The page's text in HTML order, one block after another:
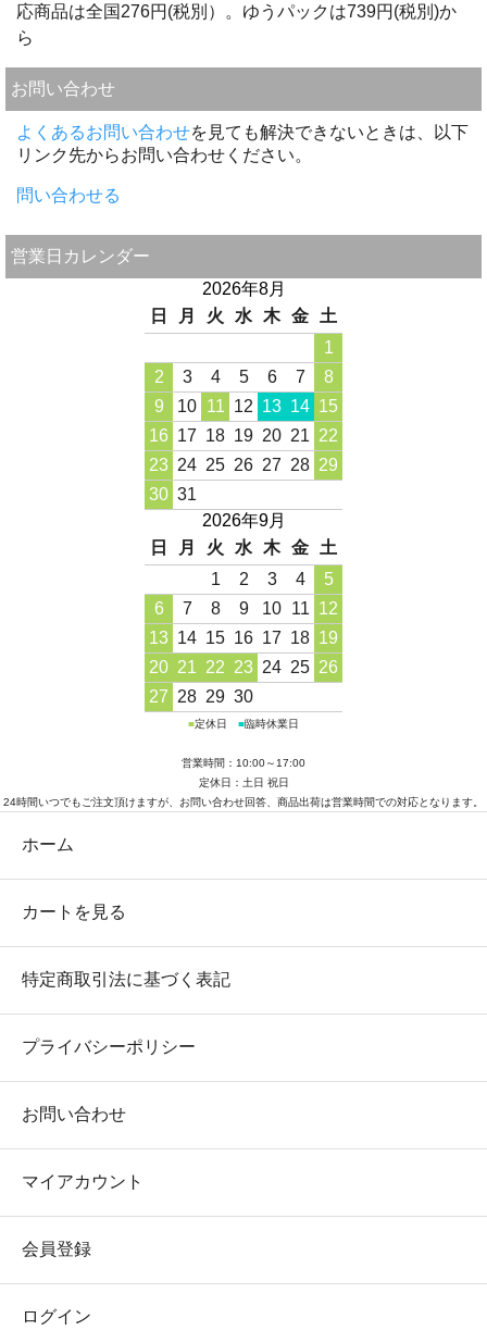
応商品は全国276円(税別）。ゆうパックは739円(税別)か
ら
お問い合わせ
よくあるお問い合わせを見ても解決できないときは、以下
リンク先からお問い合わせください。
問い合わせる
営業日カレンダー
2026年8月
日
月 火 水 木 金
土
1
2
3 4 5 6 7
8
9
10 11 12 13 14 15
16 17 18 19 20 21 22
23 24 25 26 27 28 29
30 31
2026年9月
日
月 火 水 木 金
土
1
2 3 4
5
6
7 8 9 10 11 12
13 14 15 16 17 18 19
20 21 22 23 24 25 26
27 28 29 30
■定休日 ■臨時休業日
営業時間：10:00～17:00
定休日：土日 祝日
24時間いつでもご注文頂けますが、お問い合わせ回答、商品出荷は営業時間での対応となります。
ホーム
カートを見る
特定商取引法に基づく表記
プライバシーポリシー
お問い合わせ
マイアカウント
会員登録
ログイン